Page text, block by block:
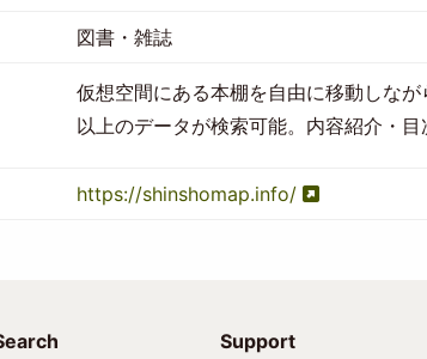
図書・雑誌
仮想空間にある本棚を自由に移動しな
以上のデータが検索可能。内容紹介・
https://shinshomap.info/
Support